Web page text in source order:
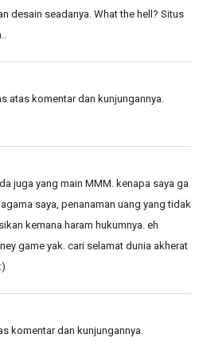
desain seadanya. What the hell? Situs
atas komentar dan kunjungannya.
juga yang main MMM. kenapa saya ga
saya, penanaman uang yang tidak
kemana haram hukumnya. eh
game yak. cari selamat dunia akherat
komentar dan kunjungannya.